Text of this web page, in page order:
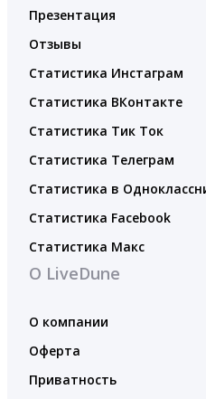
Презентация
Отзывы
Статистика Инстаграм
Статистика ВКонтакте
Статистика Тик Ток
Статистика Телеграм
Статистика в
Статистика Facebook
Статистика Макс
О LiveDune
О компании
Оферта
Приватность